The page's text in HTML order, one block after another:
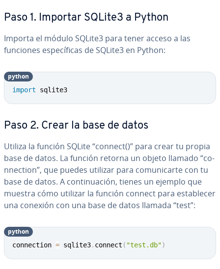
Paso 1. Importar SQLite3 a Python
Importa el módulo SQLite3 para tener acceso a las
funciones es­pe­cí­fi­cas de SQLite3 en Python:
import sqlite3
python
Paso 2. Crear la base de datos
Utiliza la función SQLite “connect()” para crear tu propia
base de datos. La función retorna un objeto llamado “co­
n­ne­c­tion”, que puedes utilizar para co­mu­ni­car­te con tu
base de datos. A co­n­ti­nua­ción, tienes un ejemplo que
muestra cómo utilizar la función connect para es­ta­ble­cer
una conexión con una base de datos llamada “test”:
connection = sqlite3. connect ( "test.db")
python